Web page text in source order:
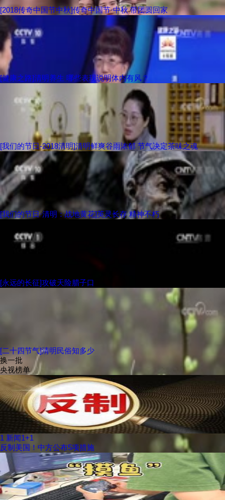
[2018传奇中国节中秋]传奇中国节·中秋 带团圆回家
[健康之路]清明养生 哪些表现说明体内有风？
[我们的节日-2018清明]清明鲜爽谷雨浓郁 节气决定茶味之魂
[我们的节日·清明：战地黄花]英灵长存 精神不朽
[永远的长征]攻破天险腊子口
[二十四节气]清明民俗知多少
换一批
央视榜单
1 新闻1+1
反制美国！中方公布5项措施